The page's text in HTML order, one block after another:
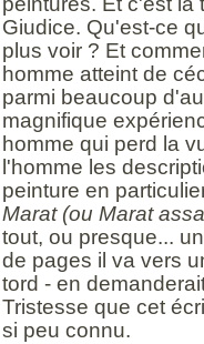
Giudice. Qu'est-ce
plus voir ? Et
homme atteint de
parmi beaucoup
magnifique
homme qui perd la
l'homme les
peinture en
Marat (ou Marat
tout, ou presque...
de pages il va vers
tord - en
Tristesse que cet
si peu connu.